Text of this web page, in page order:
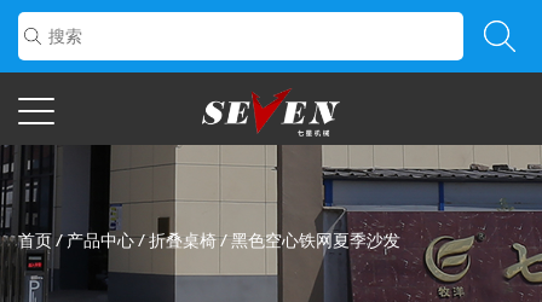
首页 /产品中心/折叠桌椅/黑色空心铁网夏季沙发